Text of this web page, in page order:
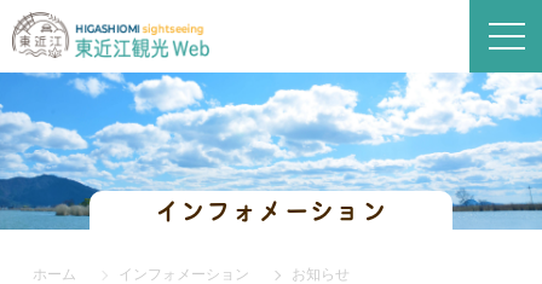
インフォメーション
ホーム インフォメーション
お知らせ